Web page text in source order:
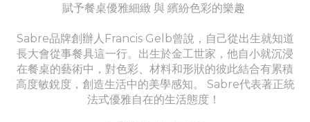
賦予餐桌優雅細緻 與 繽紛色彩的樂趣
Sabre品牌創辦人Francis Gelb曾說，自己從出生就知道
長大會從事餐具這一行。出生於金工世家，他自小就沉浸
在餐桌的藝術中，對色彩、材料和形狀的彼此結合有累積
高度敏銳度，創造生活中的美學感知。 Sabre代表著正統
法式優雅自在的生活態度！